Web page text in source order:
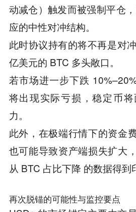
动减仓）触发而被强制平仓
应的中性对冲结构。
此时协议持有的将不再是对
亿美元的 BTC 多头敞口。
若市场进一步下跌
将出现实际亏损，稳定币
力。
此外，在极端行情下的资金
也可能导致资产端损失扩大
从 BTC 占比下降 的数据得到
再次脱锚的可能性与监控要点